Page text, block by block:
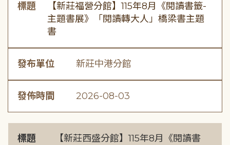
標題
【新莊福營分館】115年8月《閱讀書籤-
主題書展》「閱讀轉大人」橋梁書主題
書
發布單位 新莊中港分館
發佈時間 2026-08-03
標題
【新莊西盛分館】115年8月《閱讀書